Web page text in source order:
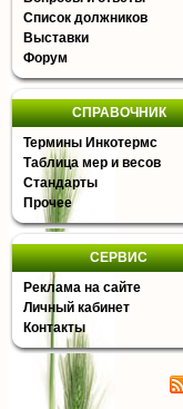
Список должников
Выставки
Форум
СПРАВОЧНИК
Термины Инкотермс
Таблица мер и весов
Стандарты
Прочее
СЕРВИС
Реклама на сайте
Личный кабинет
Контакты